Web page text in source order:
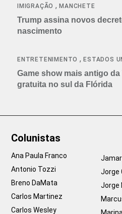
IMIGRAÇÃO ,MANCHETE
Trump assina novos
nascimento
ENTRETENIMENTO ,ESTADOS
Game show mais antigo
gratuita no sul da Flórida
Colunistas
Ana Paula Franco
Antonio Tozzi
Breno DaMata
Carlos Martinez
Carlos Wesley
Jorge
Jorge